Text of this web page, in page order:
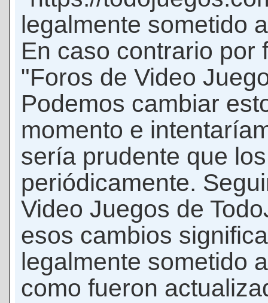
legalmente sometido
En caso contrario por
"Foros de Video
Podemos cambiar
momento e
sería prudente que
periódicamente.
Video Juegos de
esos cambios
legalmente sometido
como fueron